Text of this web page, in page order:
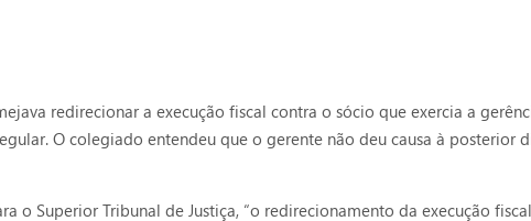
redirecionar a execução fiscal contra o sócio que exercia a
O colegiado entendeu que o gerente não deu causa à posterior
o Superior Tribunal de Justiça, “o redirecionamento da execução